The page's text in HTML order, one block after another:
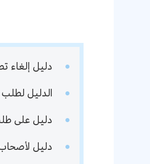
دليل إلغاء
الدليل
دليل على
دليل